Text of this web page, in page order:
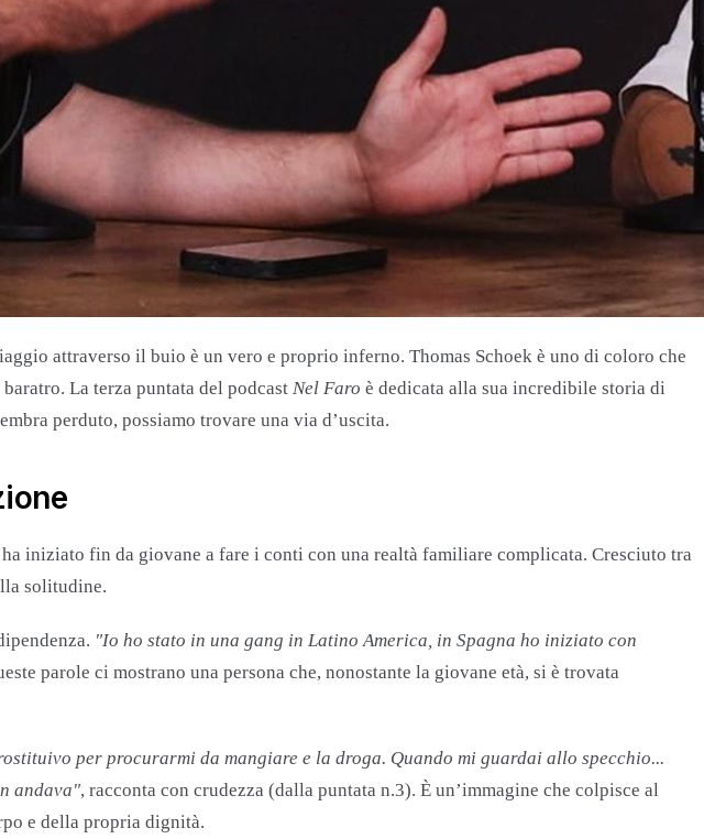
attraverso il buio è un vero e proprio inferno. Thomas Schoek è uno di coloro che
La terza puntata del podcast Nel Faro è dedicata alla sua incredibile storia di
perduto, possiamo trovare una via d’uscita.
iniziato fin da giovane a fare i conti con una realtà familiare complicata. Cresciuto tra
solitudine.
"Io ho stato in una gang in Latino America, in Spagna ho iniziato con
parole ci mostrano una persona che, nonostante la giovane età, si è trovata
per procurarmi da mangiare e la droga. Quando mi guardai allo specchio...
andava", racconta con crudezza​ (dalla puntata n.3). È un’immagine che colpisce al
e della propria dignità.